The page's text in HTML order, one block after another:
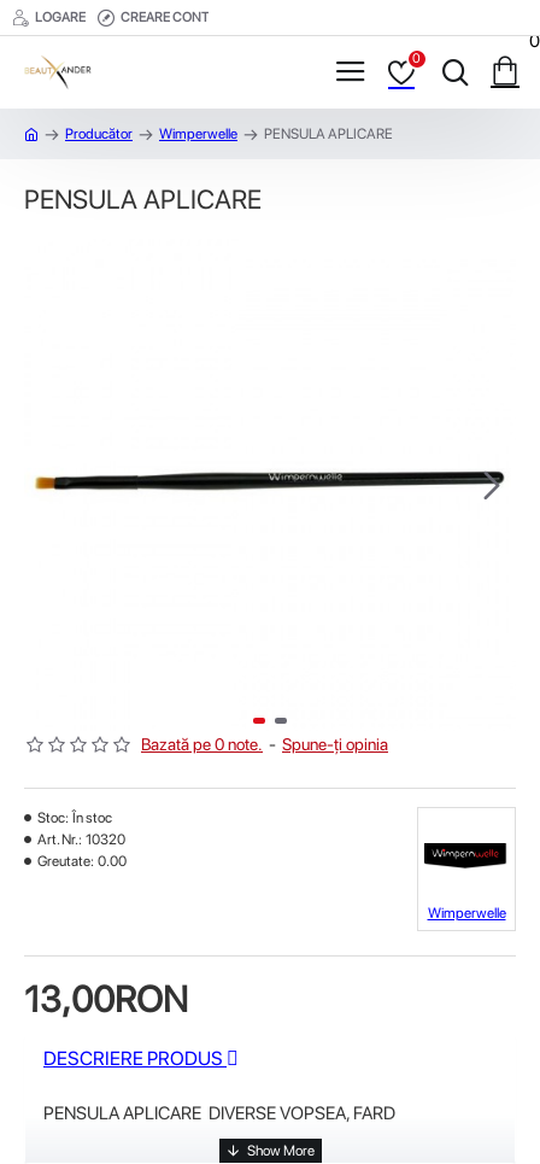
LOGARE CREARE CONT
0
0
Producător Wimperwelle PENSULA APLICARE
PENSULA APLICARE
Bazată pe 0 note. - Spune-ţi opinia
13,00RON
Stoc: În stoc
Art. Nr.: 10320
Greutate: 0.00
Wimperwelle
DESCRIERE PRODUS
PENSULA APLICARE DIVERSE VOPSEA, FARD